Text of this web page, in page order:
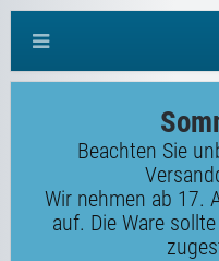
Beachten Sie
Wir nehmen ab 17.
auf. Die Ware